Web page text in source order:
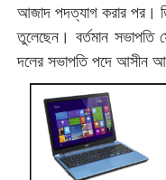
আজাদ পদত্যাগ করার পর।
তুলেছেন। বর্তমান সভাপতি
দলের সভাপতি পদে আসীন